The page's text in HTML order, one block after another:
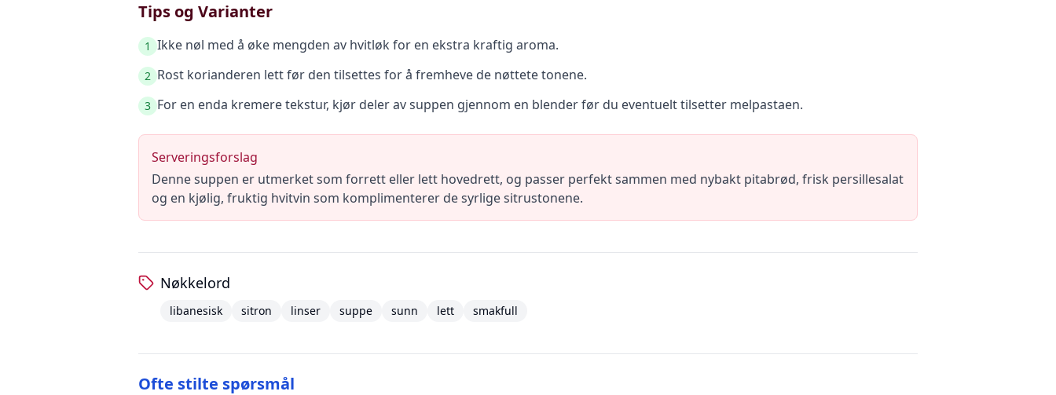
Tips og Varianter
1 Ikke nøl med å øke mengden av hvitløk for en ekstra kraftig aroma.
2 Rost korianderen lett før den tilsettes for å fremheve de nøttete tonene.
3 For en enda kremere tekstur, kjør deler av suppen gjennom en blender før du eventuelt tilsetter melpastaen.
Serveringsforslag
Denne suppen er utmerket som forrett eller lett hovedrett, og passer perfekt sammen med nybakt pitabrød, frisk persillesalat
og en kjølig, fruktig hvitvin som komplimenterer de syrlige sitrustonene.
Nøkkelord
libanesisk sitron linser suppe sunn lett smakfull
Ofte stilte spørsmål